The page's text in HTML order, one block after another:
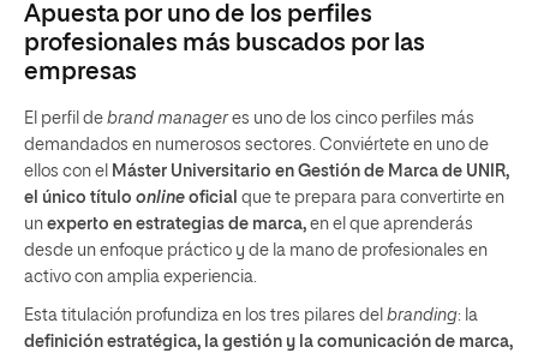
Apuesta por uno de los perfiles
profesionales más buscados por las
empresas
El perfil de brand manageres uno de los cinco perfiles más
demandados en numerosos sectores. Conviértete en uno de
ellos con el Máster Universitario en Gestión de Marca de UNIR,
el único título online oficial que te prepara para convertirte en
un experto en estrategias de marca, en el que aprenderás
desde un enfoque práctico y de la mano de profesionales en
activo con amplia experiencia.
Esta titulación profundiza en los tres pilares del branding: la
definición estratégica, la gestión y la comunicación de marca,